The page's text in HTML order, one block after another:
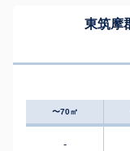
東筑摩
〜70㎡
-